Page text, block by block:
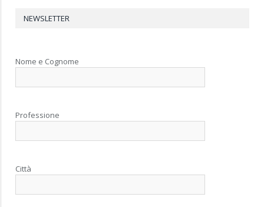
NEWSLETTER
Nome e Cognome
Professione
Città